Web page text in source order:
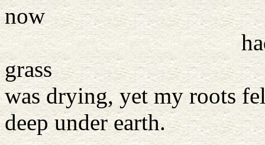
now
had risen, the
grass
was drying, yet my roots
deep under earth.